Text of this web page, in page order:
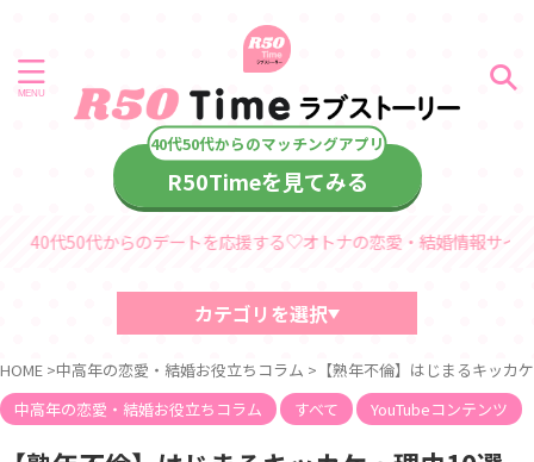
R50Timeを見てみる
代からのデートを応援する♡オトナの恋愛・結婚情報サイト「
カテゴリを選択
中高年、熟年の恋愛・結婚コラム
デート情報
診断コンテンツ
中高年
HOME >中高年の恋愛・結婚お役立ちコラム > 【熟年不倫】はじまるキッカ
中高年の恋愛・結婚お役立ちコラム
すべて YouTubeコンテンツ